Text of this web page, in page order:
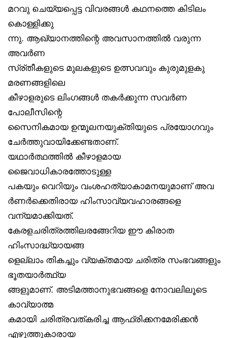
മറവു ചെയ്യപ്പെട്ട വിവരങ്ങൾ കഥനത്തെ കിടിലം
കൊള്ളിക്കു
ന്നു. ആഖ്യാനത്തിന്റെ അവസാനത്തിൽ വരുന്ന
അവർണ
സ്ര്തീകളുടെ മുലകളുടെ ഉത്സവവും കുരുമുളകു
മരണങ്ങളിലെ
കീഴാളരുടെ ലിംഗങ്ങൾ തകർക്കുന്ന സവർണ
പോലീസിന്റെ
സൈനികമായ ഉന്മൂലനയുക്തിയുടെ പ്രയോഗവും
ചേർത്തുവായിക്കേണ്ടതാണ്.
യഥാർത്ഥത്തിൽ കീഴാളമായ
ജൈവാധികാരത്തോടുള്ള
പകയും വെറിയും വംശഹത്യാകാമനയുമാണ് അവ
ർണർക്കെതിരായ ഹിംസാവ്യവഹാരങ്ങളെ
വന്യമാക്കിയത്.
കേരളചരിത്രത്തിലരങ്ങേറിയ ഈ കിരാത
ഹിംസാദ്ധ്യായങ്ങ
ളെല്ലാം തികച്ചും വ്യക്തമായ ചരിത്ര സംഭവങ്ങളും
ഭൂതയാർത്ഥ്യ
ങ്ങളുമാണ്. അടിമത്താനുഭവങ്ങളെ നോവലിലൂടെ
കാവ്യാത്മ
കമായി ചരിത്രവത്കരിച്ച ആഫ്രിക്കനമേരിക്കൻ
എഴുത്തുകാരായ